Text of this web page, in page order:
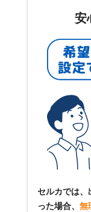
安
セルカでは、
った場合、 無